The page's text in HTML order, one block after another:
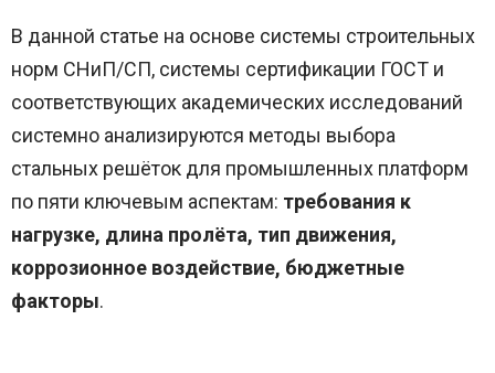
В данной статье на основе системы строительных
норм СНиП/СП, системы сертификации ГОСТ и
соответствующих академических исследований
системно анализируются методы выбора
стальных решёток для промышленных платформ
по пяти ключевым аспектам: требования к
нагрузке, длина пролёта, тип движения,
коррозионное воздействие, бюджетные
факторы.